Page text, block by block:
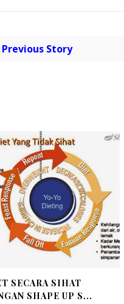
Story
SECARA SIHAT
SHAPE UP S...